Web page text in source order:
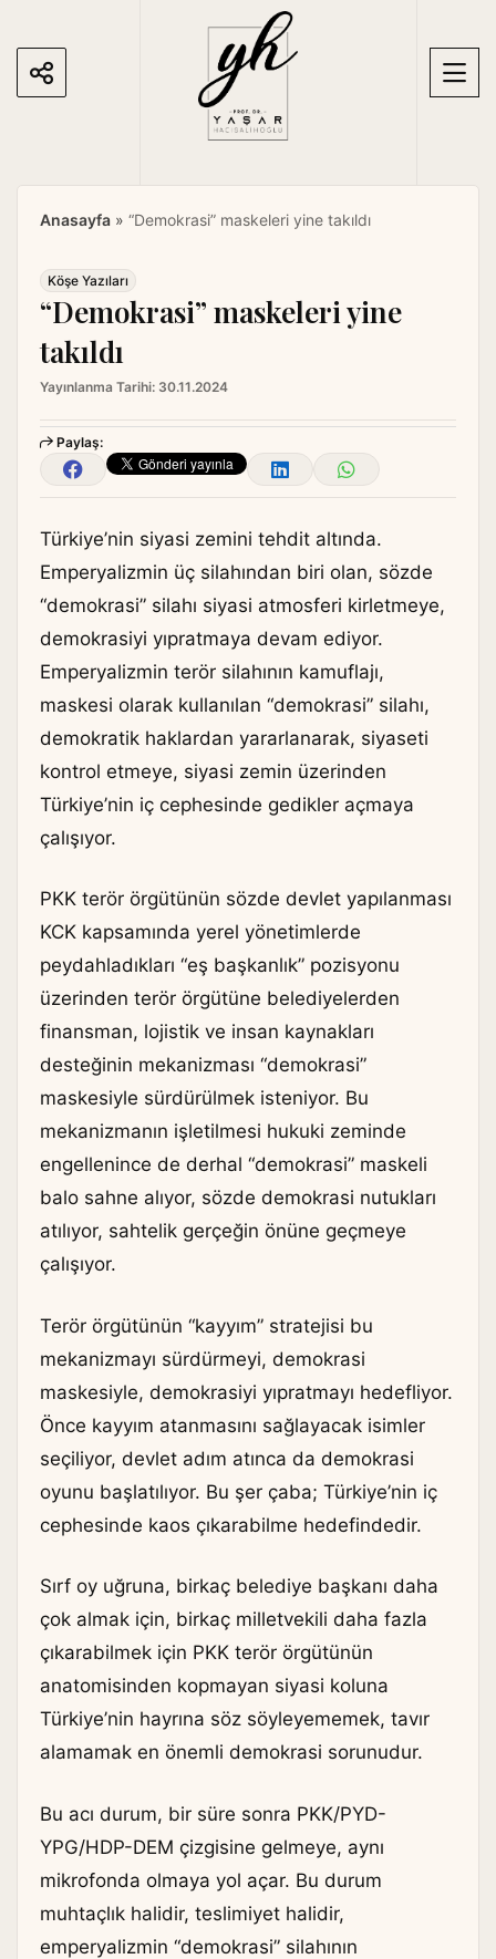
Anasayfa » “Demokrasi” maskeleri yine takıldı
Köşe Yazıları
“Demokrasi” maskeleri yine
takıldı
Yayınlanma Tarihi: 30.11.2024
Paylaş:
Türkiye’nin siyasi zemini tehdit altında.
Emperyalizmin üç silahından biri olan, sözde
“demokrasi” silahı siyasi atmosferi kirletmeye,
demokrasiyi yıpratmaya devam ediyor.
Emperyalizmin terör silahının kamuflajı,
maskesi olarak kullanılan “demokrasi” silahı,
demokratik haklardan yararlanarak, siyaseti
kontrol etmeye, siyasi zemin üzerinden
Türkiye’nin iç cephesinde gedikler açmaya
çalışıyor.
PKK terör örgütünün sözde devlet yapılanması
KCK kapsamında yerel yönetimlerde
peydahladıkları “eş başkanlık” pozisyonu
üzerinden terör örgütüne belediyelerden
finansman, lojistik ve insan kaynakları
desteğinin mekanizması “demokrasi”
maskesiyle sürdürülmek isteniyor. Bu
mekanizmanın işletilmesi hukuki zeminde
engellenince de derhal “demokrasi” maskeli
balo sahne alıyor, sözde demokrasi nutukları
atılıyor, sahtelik gerçeğin önüne geçmeye
çalışıyor.
Terör örgütünün “kayyım” stratejisi bu
mekanizmayı sürdürmeyi, demokrasi
maskesiyle, demokrasiyi yıpratmayı hedefliyor.
Önce kayyım atanmasını sağlayacak isimler
seçiliyor, devlet adım atınca da demokrasi
oyunu başlatılıyor. Bu şer çaba; Türkiye’nin iç
cephesinde kaos çıkarabilme hedefindedir.
Sırf oy uğruna, birkaç belediye başkanı daha
çok almak için, birkaç milletvekili daha fazla
çıkarabilmek için PKK terör örgütünün
anatomisinden kopmayan siyasi koluna
Türkiye’nin hayrına söz söyleyememek, tavır
alamamak en önemli demokrasi sorunudur.
Bu acı durum, bir süre sonra PKK/PYD-
YPG/HDP-DEM çizgisine gelmeye, aynı
mikrofonda olmaya yol açar. Bu durum
muhtaçlık halidir, teslimiyet halidir,
emperyalizmin “demokrasi” silahının